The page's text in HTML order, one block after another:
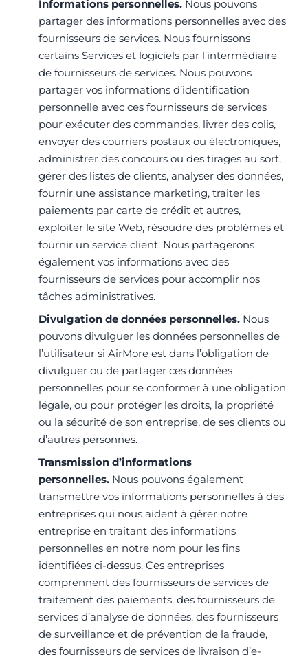
Informations personnelles. Nous pouvons
partager des informations personnelles avec des
fournisseurs de services. Nous fournissons
certains Services et logiciels par l’intermédiaire
de fournisseurs de services. Nous pouvons
partager vos informations d’identification
personnelle avec ces fournisseurs de services
pour exécuter des commandes, livrer des colis,
envoyer des courriers postaux ou électroniques,
administrer des concours ou des tirages au sort,
gérer des listes de clients, analyser des données,
fournir une assistance marketing, traiter les
paiements par carte de crédit et autres,
exploiter le site Web, résoudre des problèmes et
fournir un service client. Nous partagerons
également vos informations avec des
fournisseurs de services pour accomplir nos
tâches administratives.
Divulgation de données personnelles. Nous
pouvons divulguer les données personnelles de
l’utilisateur si AirMore est dans l’obligation de
divulguer ou de partager ces données
personnelles pour se conformer à une obligation
légale, ou pour protéger les droits, la propriété
ou la sécurité de son entreprise, de ses clients ou
d’autres personnes.
Transmission d’informations
personnelles. Nous pouvons également
transmettre vos informations personnelles à des
entreprises qui nous aident à gérer notre
entreprise en traitant des informations
personnelles en notre nom pour les fins
identifiées ci-dessus. Ces entreprises
comprennent des fournisseurs de services de
traitement des paiements, des fournisseurs de
services d’analyse de données, des fournisseurs
de surveillance et de prévention de la fraude,
des fournisseurs de services de livraison d’e-